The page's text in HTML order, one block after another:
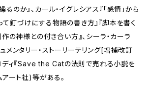
のか』、カール・イグレシアス『「感情」から
釘づけにする物語の書き方』『脚本を書く
の神様との付き合い方』、シーラ・カーラ
ュメンタリー・ストーリーテリング[増補改訂
ディ『Save the Catの法則で売れる小説を
アート社)等がある。